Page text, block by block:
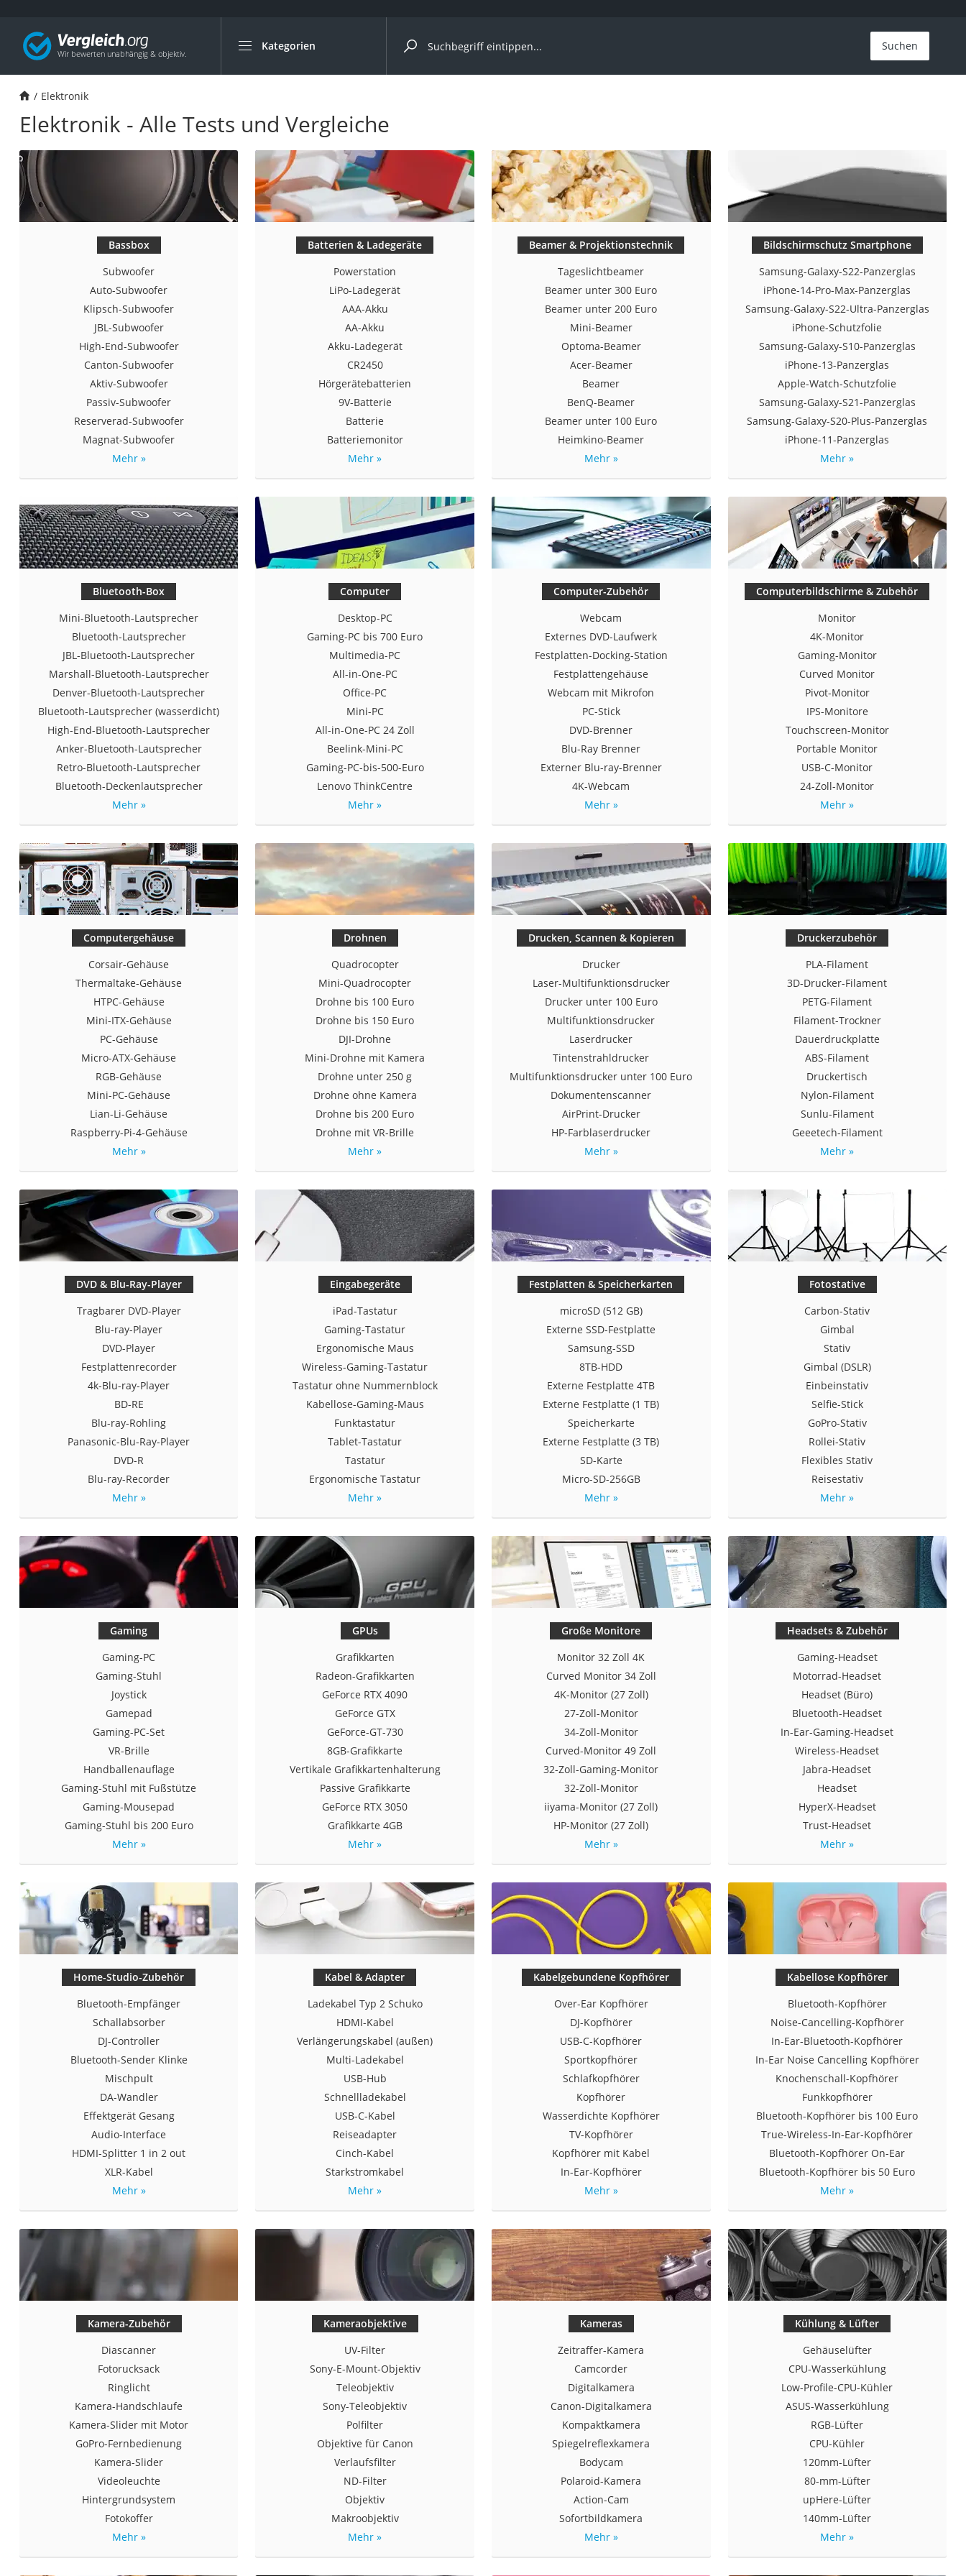
Kategorien
Die beliebtesten Vergleiche nach Kategorie
Elektronik
Monitor 32 Zoll 4K
Fernseher
Drucker
Desktop-PC
Monitor
Powerstation mit Solarpanel
Schnurloses Telefon
Ladekabel Typ 2 Schuko
Lichtwecker
Acer Aspire
Service
Suchen
Elektronik
Elektronik - Alle Tests und Vergleiche
Bassbox
Subwoofer
Auto-Subwoofer
Klipsch-Subwoofer
JBL-Subwoofer
High-End-Subwoofer
Canton-Subwoofer
Aktiv-Subwoofer
Passiv-Subwoofer
Reserverad-Subwoofer
Magnat-Subwoofer
Mehr »
Batterien & Ladegeräte
Powerstation
LiPo-Ladegerät
AAA-Akku
AA-Akku
Akku-Ladegerät
CR2450
Hörgerätebatterien
9V-Batterie
Batterie
Batteriemonitor
Mehr »
Beamer & Projektionstechnik
Tageslichtbeamer
Beamer unter 300 Euro
Beamer unter 200 Euro
Mini-Beamer
Optoma-Beamer
Acer-Beamer
Beamer
BenQ-Beamer
Beamer unter 100 Euro
Heimkino-Beamer
Mehr »
Bildschirmschutz Smartphone
Samsung-Galaxy-S22-Panzerglas
iPhone-14-Pro-Max-Panzerglas
Samsung-Galaxy-S22-Ultra-Panzerglas
iPhone-Schutzfolie
Samsung-Galaxy-S10-Panzerglas
iPhone-13-Panzerglas
Apple-Watch-Schutzfolie
Samsung-Galaxy-S21-Panzerglas
Samsung-Galaxy-S20-Plus-Panzerglas
iPhone-11-Panzerglas
Mehr »
Bluetooth-Box
Mini-Bluetooth-Lautsprecher
Bluetooth-Lautsprecher
JBL-Bluetooth-Lautsprecher
Marshall-Bluetooth-Lautsprecher
Denver-Bluetooth-Lautsprecher
Bluetooth-Lautsprecher (wasserdicht)
High-End-Bluetooth-Lautsprecher
Anker-Bluetooth-Lautsprecher
Retro-Bluetooth-Lautsprecher
Bluetooth-Deckenlautsprecher
Mehr »
Computer
Desktop-PC
Gaming-PC bis 700 Euro
Multimedia-PC
All-in-One-PC
Office-PC
Mini-PC
All-in-One-PC 24 Zoll
Beelink-Mini-PC
Gaming-PC-bis-500-Euro
Lenovo ThinkCentre
Mehr »
Computer-Zubehör
Webcam
Externes DVD-Laufwerk
Festplatten-Docking-Station
Festplattengehäuse
Webcam mit Mikrofon
PC-Stick
DVD-Brenner
Blu-Ray Brenner
Externer Blu-ray-Brenner
4K-Webcam
Mehr »
Computerbildschirme & Zubehör
Monitor
4K-Monitor
Gaming-Monitor
Curved Monitor
Pivot-Monitor
IPS-Monitore
Touchscreen-Monitor
Portable Monitor
USB-C-Monitor
24-Zoll-Monitor
Mehr »
Computergehäuse
Corsair-Gehäuse
Thermaltake-Gehäuse
HTPC-Gehäuse
Mini-ITX-Gehäuse
PC-Gehäuse
Micro-ATX-Gehäuse
RGB-Gehäuse
Mini-PC-Gehäuse
Lian-Li-Gehäuse
Raspberry-Pi-4-Gehäuse
Mehr »
Drohnen
Quadrocopter
Mini-Quadrocopter
Drohne bis 100 Euro
Drohne bis 150 Euro
DJI-Drohne
Mini-Drohne mit Kamera
Drohne unter 250 g
Drohne ohne Kamera
Drohne bis 200 Euro
Drohne mit VR-Brille
Mehr »
Drucken, Scannen & Kopieren
Drucker
Laser-Multifunktionsdrucker
Drucker unter 100 Euro
Multifunktionsdrucker
Laserdrucker
Tintenstrahldrucker
Multifunktionsdrucker unter 100 Euro
Dokumentenscanner
AirPrint-Drucker
HP-Farblaserdrucker
Mehr »
Druckerzubehör
PLA-Filament
3D-Drucker-Filament
PETG-Filament
Filament-Trockner
Dauerdruckplatte
ABS-Filament
Druckertisch
Nylon-Filament
Sunlu-Filament
Geeetech-Filament
Mehr »
DVD & Blu-Ray-Player
Tragbarer DVD-Player
Blu-ray-Player
DVD-Player
Festplattenrecorder
4k-Blu-ray-Player
BD-RE
Blu-ray-Rohling
Panasonic-Blu-Ray-Player
DVD-R
Blu-ray-Recorder
Mehr »
Eingabegeräte
iPad-Tastatur
Gaming-Tastatur
Ergonomische Maus
Wireless-Gaming-Tastatur
Tastatur ohne Nummernblock
Kabellose-Gaming-Maus
Funktastatur
Tablet-Tastatur
Tastatur
Ergonomische Tastatur
Mehr »
Festplatten & Speicherkarten
microSD (512 GB)
Externe SSD-Festplatte
Samsung-SSD
8TB-HDD
Externe Festplatte 4TB
Externe Festplatte (1 TB)
Speicherkarte
Externe Festplatte (3 TB)
SD-Karte
Micro-SD-256GB
Mehr »
Fotostative
Carbon-Stativ
Gimbal
Stativ
Gimbal (DSLR)
Einbeinstativ
Selfie-Stick
GoPro-Stativ
Rollei-Stativ
Flexibles Stativ
Reisestativ
Mehr »
Gaming
Gaming-PC
Gaming-Stuhl
Joystick
Gamepad
Gaming-PC-Set
VR-Brille
Handballenauflage
Gaming-Stuhl mit Fußstütze
Gaming-Mousepad
Gaming-Stuhl bis 200 Euro
Mehr »
GPUs
Grafikkarten
Radeon-Grafikkarten
GeForce RTX 4090
GeForce GTX
GeForce-GT-730
8GB-Grafikkarte
Vertikale Grafikkartenhalterung
Passive Grafikkarte
GeForce RTX 3050
Grafikkarte 4GB
Mehr »
Große Monitore
Monitor 32 Zoll 4K
Curved Monitor 34 Zoll
4K-Monitor (27 Zoll)
27-Zoll-Monitor
34-Zoll-Monitor
Curved-Monitor 49 Zoll
32-Zoll-Gaming-Monitor
32-Zoll-Monitor
iiyama-Monitor (27 Zoll)
HP-Monitor (27 Zoll)
Mehr »
Headsets & Zubehör
Gaming-Headset
Motorrad-Headset
Headset (Büro)
Bluetooth-Headset
In-Ear-Gaming-Headset
Wireless-Headset
Jabra-Headset
Headset
HyperX-Headset
Trust-Headset
Mehr »
Home-Studio-Zubehör
Bluetooth-Empfänger
Schallabsorber
DJ-Controller
Bluetooth-Sender Klinke
Mischpult
DA-Wandler
Effektgerät Gesang
Audio-Interface
HDMI-Splitter 1 in 2 out
XLR-Kabel
Mehr »
Kabel & Adapter
Ladekabel Typ 2 Schuko
HDMI-Kabel
Verlängerungskabel (außen)
Multi-Ladekabel
USB-Hub
Schnellladekabel
USB-C-Kabel
Reiseadapter
Cinch-Kabel
Starkstromkabel
Mehr »
Kabelgebundene Kopfhörer
Over-Ear Kopfhörer
DJ-Kopfhörer
USB-C-Kopfhörer
Sportkopfhörer
Schlafkopfhörer
Kopfhörer
Wasserdichte Kopfhörer
TV-Kopfhörer
Kopfhörer mit Kabel
In-Ear-Kopfhörer
Mehr »
Kabellose Kopfhörer
Bluetooth-Kopfhörer
Noise-Cancelling-Kopfhörer
In-Ear-Bluetooth-Kopfhörer
In-Ear Noise Cancelling Kopfhörer
Knochenschall-Kopfhörer
Funkkopfhörer
Bluetooth-Kopfhörer bis 100 Euro
True-Wireless-In-Ear-Kopfhörer
Bluetooth-Kopfhörer On-Ear
Bluetooth-Kopfhörer bis 50 Euro
Mehr »
Kamera-Zubehör
Diascanner
Fotorucksack
Ringlicht
Kamera-Handschlaufe
Kamera-Slider mit Motor
GoPro-Fernbedienung
Kamera-Slider
Videoleuchte
Hintergrundsystem
Fotokoffer
Mehr »
Kameraobjektive
UV-Filter
Sony-E-Mount-Objektiv
Teleobjektiv
Sony-Teleobjektiv
Polfilter
Objektive für Canon
Verlaufsfilter
ND-Filter
Objektiv
Makroobjektiv
Mehr »
Kameras
Zeitraffer-Kamera
Camcorder
Digitalkamera
Canon-Digitalkamera
Kompaktkamera
Spiegelreflexkamera
Bodycam
Polaroid-Kamera
Action-Cam
Sofortbildkamera
Mehr »
Kühlung & Lüfter
Gehäuselüfter
CPU-Wasserkühlung
Low-Profile-CPU-Kühler
ASUS-Wasserkühlung
RGB-Lüfter
CPU-Kühler
120mm-Lüfter
80-mm-Lüfter
upHere-Lüfter
140mm-Lüfter
Mehr »